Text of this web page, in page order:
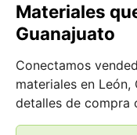
Materiales
Guanajuato
Conectamos
materiales en
detalles de compra